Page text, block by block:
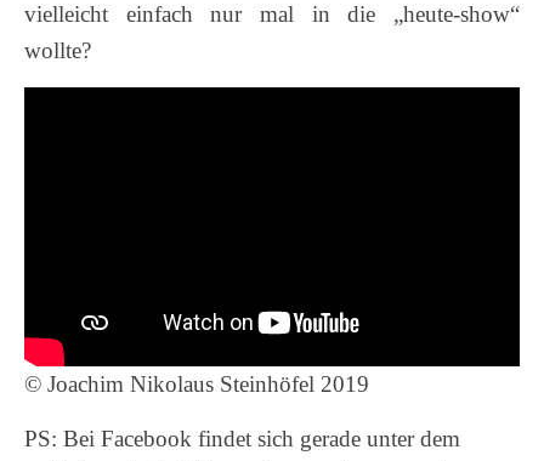
vielleicht einfach nur mal in die „heute-show“
wollte?
© Joachim Nikolaus Steinhöfel 2019
PS: Bei Facebook findet sich gerade unter dem